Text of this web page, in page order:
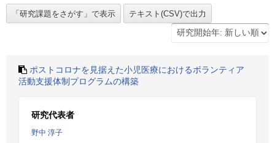
ポストコロナを見据えた小児医療におけるボランティア
活動支援体制プログラムの構築
研究代表者
野中 淳子